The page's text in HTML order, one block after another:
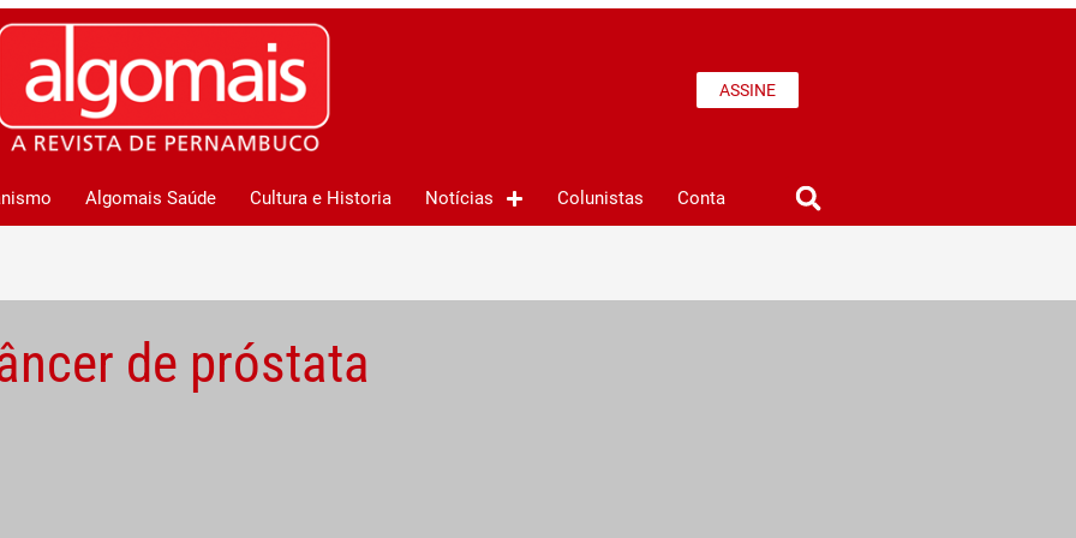
ASSINE
Algomais Saúde Cultura e Historia Notícias Colunistas Conta
de próstata